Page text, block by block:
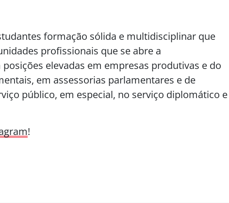
formação sólida e multidisciplinar que
profissionais que se abre a
elevadas em empresas produtivas e do
em assessorias parlamentares e de
público, em especial, no serviço diplomático e
!